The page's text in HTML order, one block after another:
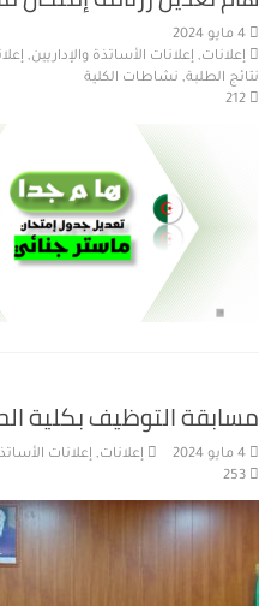
4 مايو 2024
إعلانات, إعلانات الأساتذة والإداريين,
نتائج الطلبة, نشاطات الكلية
212
مسابقة التوظيف بكلية
4 مايو 2024 إعلانات, إعلانات
253